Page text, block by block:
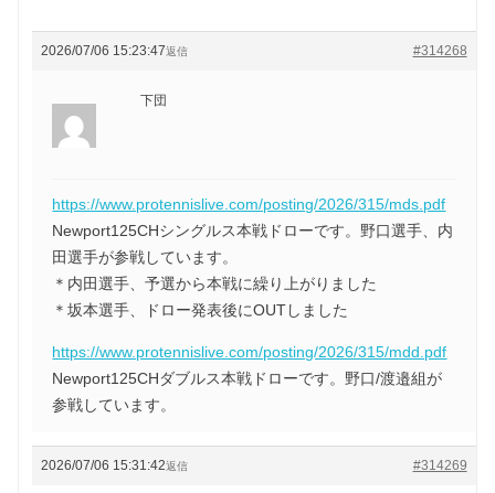
2026/07/06 15:23:47 #314268
返信
下団
https://www.protennislive.com/posting/2026/315/mds.pdf
Newport125CHシングルス本戦ドローです。野口選手、内
田選手が参戦しています。
＊内田選手、予選から本戦に繰り上がりました
＊坂本選手、ドロー発表後にOUTしました
https://www.protennislive.com/posting/2026/315/mdd.pdf
Newport125CHダブルス本戦ドローです。野口/渡邉組が
参戦しています。
2026/07/06 15:31:42 #314269
返信